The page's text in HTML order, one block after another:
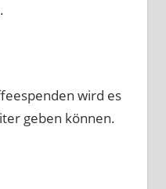
wird es
geben können.